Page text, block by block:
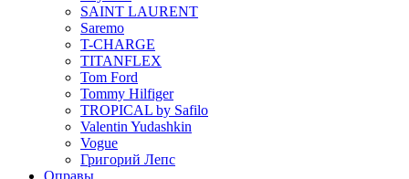
SAINT LAURENT
Saremo
T-CHARGE
TITANFLEX
Tom Ford
Tommy Hilfiger
TROPICAL by Safilo
Valentin Yudashkin
Vogue
Григорий Лепс
Оправы